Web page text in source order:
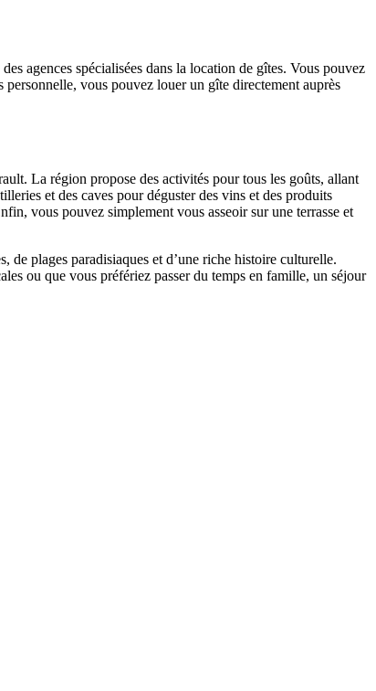
agences spécialisées dans la location de gîtes. Vous pouvez
vous pouvez louer un gîte directement auprès
La région propose des activités pour tous les goûts, allant
et des caves pour déguster des vins et des produits
vous pouvez simplement vous asseoir sur une terrasse et
de plages paradisiaques et d’une riche histoire culturelle.
ou que vous préfériez passer du temps en famille, un séjour